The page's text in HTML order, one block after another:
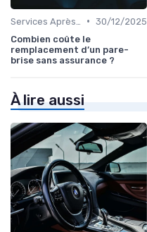
• 30/12/2025
Combien coûte le
remplacement d’un pare-
brise sans assurance ?
À lire aussi